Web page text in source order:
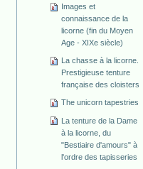
Images et
connaissance de la
licorne (fin du Moyen
Age - XIXe siècle)
La chasse à la licorne.
Prestigieuse tenture
française des cloisters
The unicorn tapestries
La tenture de la Dame
à la licorne, du
"Bestiaire d'amours" à
l'ordre des tapisseries